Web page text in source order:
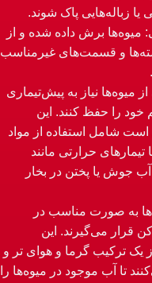
یا زباله‌هایی پاک شوند.
میوه‌ها برش داده شده و از
و قسمت‌های غیرمناسب
میوه‌ها نیاز به پیش‌تیماری
خود را حفظ کنند. این
شامل استفاده از مواد
تیمارهای حرارتی مانند
جوش یا پختن در بخار
به صورت مناسب در
قرار می‌گیرند. این
یک ترکیب گرما و هوای تر و
تا آب موجود در میوه‌ها را